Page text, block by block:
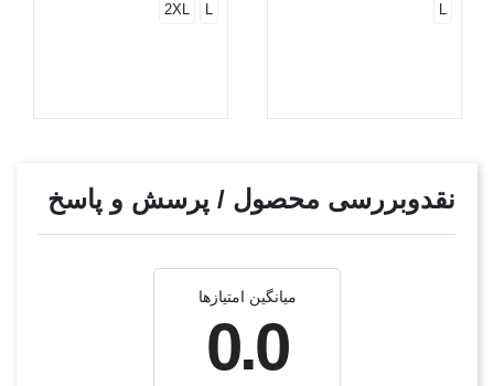
L
L
2XL
نقدوبررسی محصول / پرسش و پاسخ
میانگین امتیازها
0.0